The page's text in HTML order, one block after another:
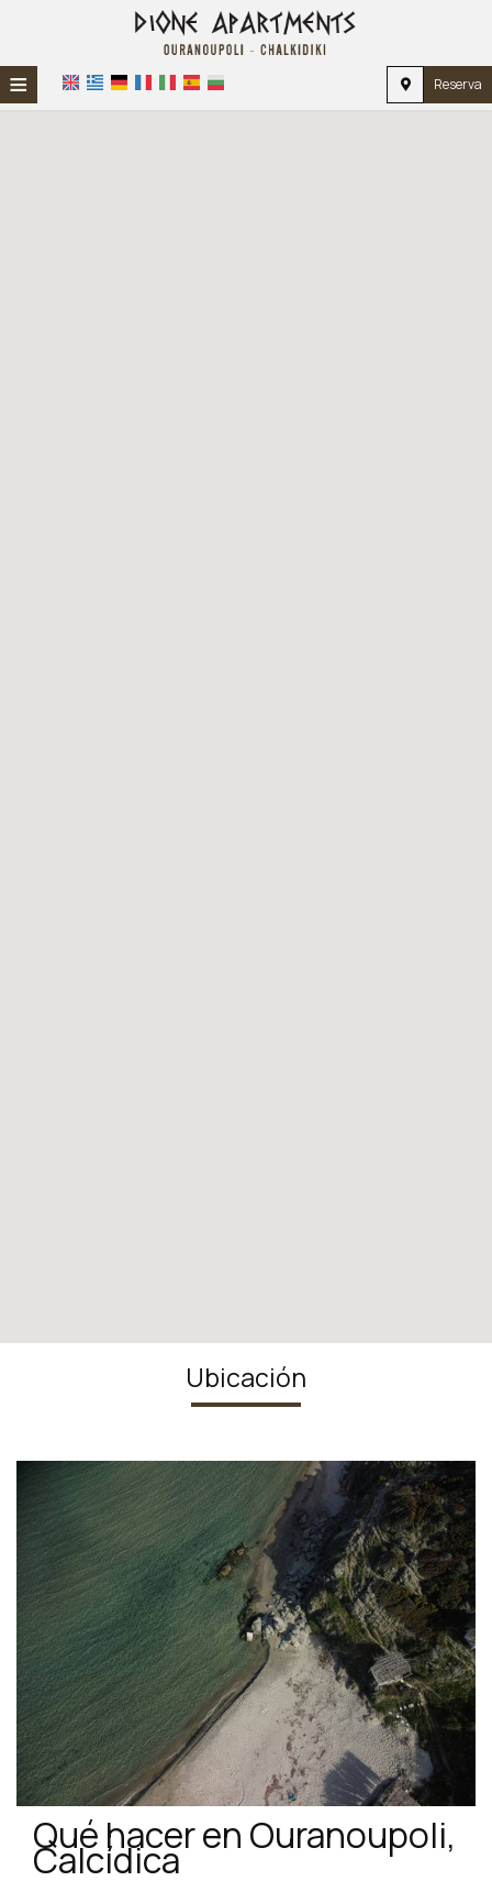
≡ Reserva
Ubicación
Qué hacer en Ouranoupoli,
Calcídica